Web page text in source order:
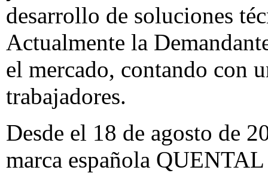
desarrollo de soluciones
Actualmente la
el mercado, contando con
trabajadores.
Desde el 18 de agosto de
marca española